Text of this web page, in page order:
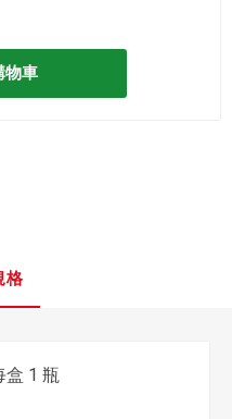
格
盒 1 瓶